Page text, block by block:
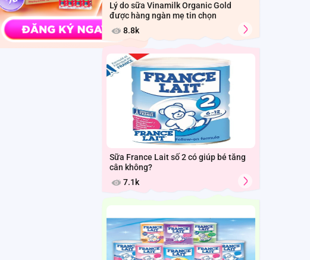
Lý do sữa Vinamilk Organic Gold
được hàng ngàn mẹ tin chọn
8.8k
Sữa France Lait số 2 có giúp bé tăng
cân không?
7.1k